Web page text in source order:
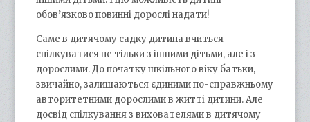
обов’язково повинні дорослі надати!
Саме в дитячому садку дитина вчиться
спілкуватися не тільки з іншими дітьми, але і з
дорослими. До початку шкільного віку батьки,
звичайно, залишаються єдиними по-справжньому
авторитетними дорослими в житті дитини. Але
досвід спілкування з вихователями в дитячому